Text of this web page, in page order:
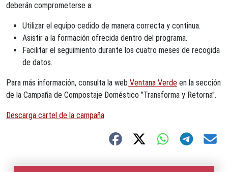
deberán comprometerse a:
Utilizar el equipo cedido de manera correcta y continua.
Asistir a la formación ofrecida dentro del programa.
Facilitar el seguimiento durante los cuatro meses de recogida
de datos.
Para más información, consulta la web Ventana Verde en la sección
de la Campaña de Compostaje Doméstico "Transforma y Retorna".
Descarga cartel de la campaña